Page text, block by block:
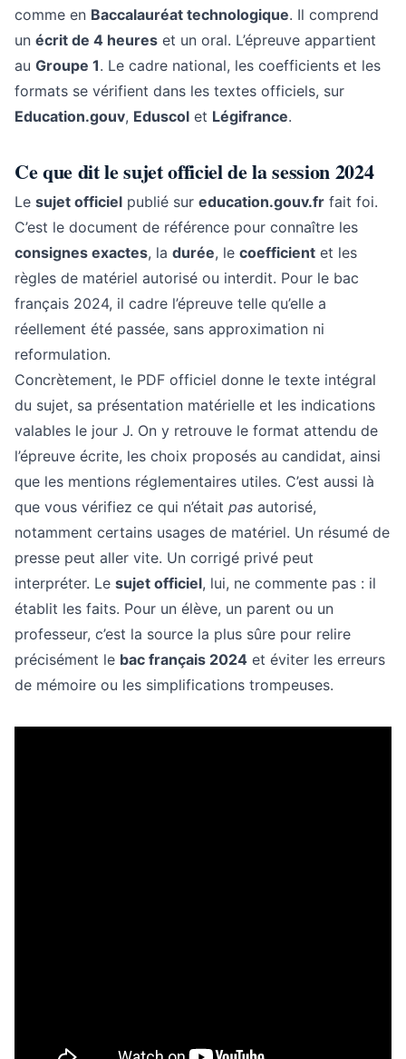
comme en Baccalauréat technologique. Il comprend
un écrit de 4 heures et un oral. L’épreuve appartient
au Groupe 1. Le cadre national, les coefficients et les
formats se vérifient dans les textes officiels, sur
Education.gouv, Eduscol et Légifrance.
Ce que dit le sujet officiel de la session 2024
Le sujet officiel publié sur education.gouv.fr fait foi.
C’est le document de référence pour connaître les
consignes exactes, la durée, le coefficient et les
règles de matériel autorisé ou interdit. Pour le bac
français 2024, il cadre l’épreuve telle qu’elle a
réellement été passée, sans approximation ni
reformulation.
Concrètement, le PDF officiel donne le texte intégral
du sujet, sa présentation matérielle et les indications
valables le jour J. On y retrouve le format attendu de
l’épreuve écrite, les choix proposés au candidat, ainsi
que les mentions réglementaires utiles. C’est aussi là
que vous vérifiez ce qui n’était pas autorisé,
notamment certains usages de matériel. Un résumé de
presse peut aller vite. Un corrigé privé peut
interpréter. Le sujet officiel, lui, ne commente pas : il
établit les faits. Pour un élève, un parent ou un
professeur, c’est la source la plus sûre pour relire
précisément le bac français 2024 et éviter les erreurs
de mémoire ou les simplifications trompeuses.